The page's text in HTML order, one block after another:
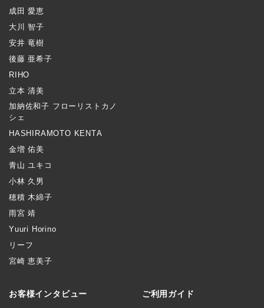
成田 愛恵
大川 智子
安井 竜樹
後藤 亜希子
RIHO
立本 清美
加納佐和子 フローリストカノ
シェ
HASHIRAMOTO KENTA
金増 佑美
青山 ユキコ
小林 久男
穂積 木綿子
雨宮 靖
Yuuri Horino
リーフ
宮崎 恵美子
お客様インタビュー ご利用ガイド